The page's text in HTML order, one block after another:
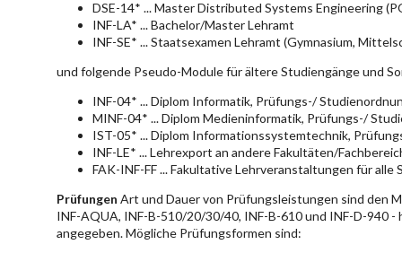
DSE-14* ... Master Distributed Systems Engineering
INF-LA* ... Bachelor/Master Lehramt
INF-SE* ... Staatsexamen Lehramt (Gymnasium,
und folgende Pseudo-Module für ältere Studiengänge und
INF-04* ... Diplom Informatik, Prüfungs-/
MINF-04* ... Diplom Medieninformatik, Prüfungs-/
IST-05* ... Diplom Informationssystemtechnik,
INF-LE* ... Lehrexport an andere Fakultäten/
FAK-INF-FF ... Fakultative Lehrveranstaltungen für
Prüfungen Art und Dauer von Prüfungsleistungen sind den
INF-AQUA, INF-B-510/20/30/40, INF-B-610 und INF-D-940
angegeben. Mögliche Prüfungsformen sind: